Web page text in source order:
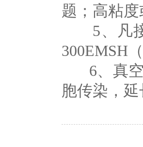
题；高粘
5、凡接
300EMSH
6、真空
胞传染，